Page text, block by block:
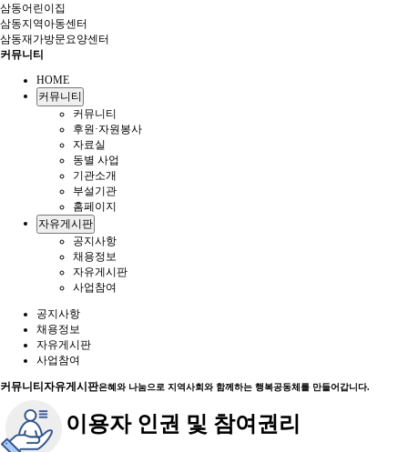
삼동어린이집
삼동지역아동센터
삼동재가방문요양센터
커뮤니티
HOME
커뮤니티
커뮤니티
후원·자원봉사
자료실
동별 사업
기관소개
부설기관
홈페이지
자유게시판
공지사항
채용정보
자유게시판
사업참여
공지사항
채용정보
자유게시판
사업참여
커뮤니티 자유게시판은혜와 나눔으로 지역사회와 함께하는 행복공동체를 만들어갑니다.
이용자 인권 및 참여권리